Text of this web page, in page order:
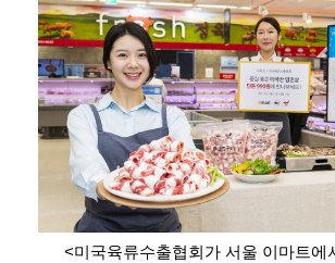
<미국육류수출협회가 서울 이마트에